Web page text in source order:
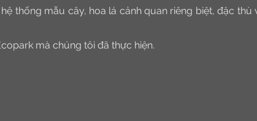
thống mẫu cây, hoa lá cảnh quan riêng biệt, đặc thù
mà chúng tôi đã thực hiện.